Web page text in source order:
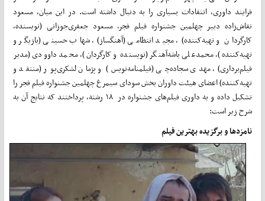
فرایند داوری، انتقادات بسیاری را به دنبال داشته است. در این میان، مسعود
نقاش‌زاده دبیر چهلمین جشنواره فیلم فجر، مسعود جعفری‌جوزانی (نویسنده،
کارگردان و تهیه‌کننده)، مجید انتظامی (آهنگساز)، شهاب حسینی (بازیگر و
تهیه‌کننده)، محمدعلی باشه‌آهنگر (نویسنده و کارگردان)، محمد داوودی (مدیر
فیلم‌برداری)، مهدی سجاده‌چی (فیلمنامه‌نویس) و پژمان لشکری‌پور (منتقد و
تهیه‌کننده) اعضای هیئت ‌داوران بخش سودای سیمرغ چهلمین جشنواره فیلم فجر را
تشکیل داده‌ و به داوری فیلم‌های جشنواره در ۱۸ رشته، پرداختند که نتایج آن به
شرح زیر است:
نامزدها وبرگزیده بهترین فیلم